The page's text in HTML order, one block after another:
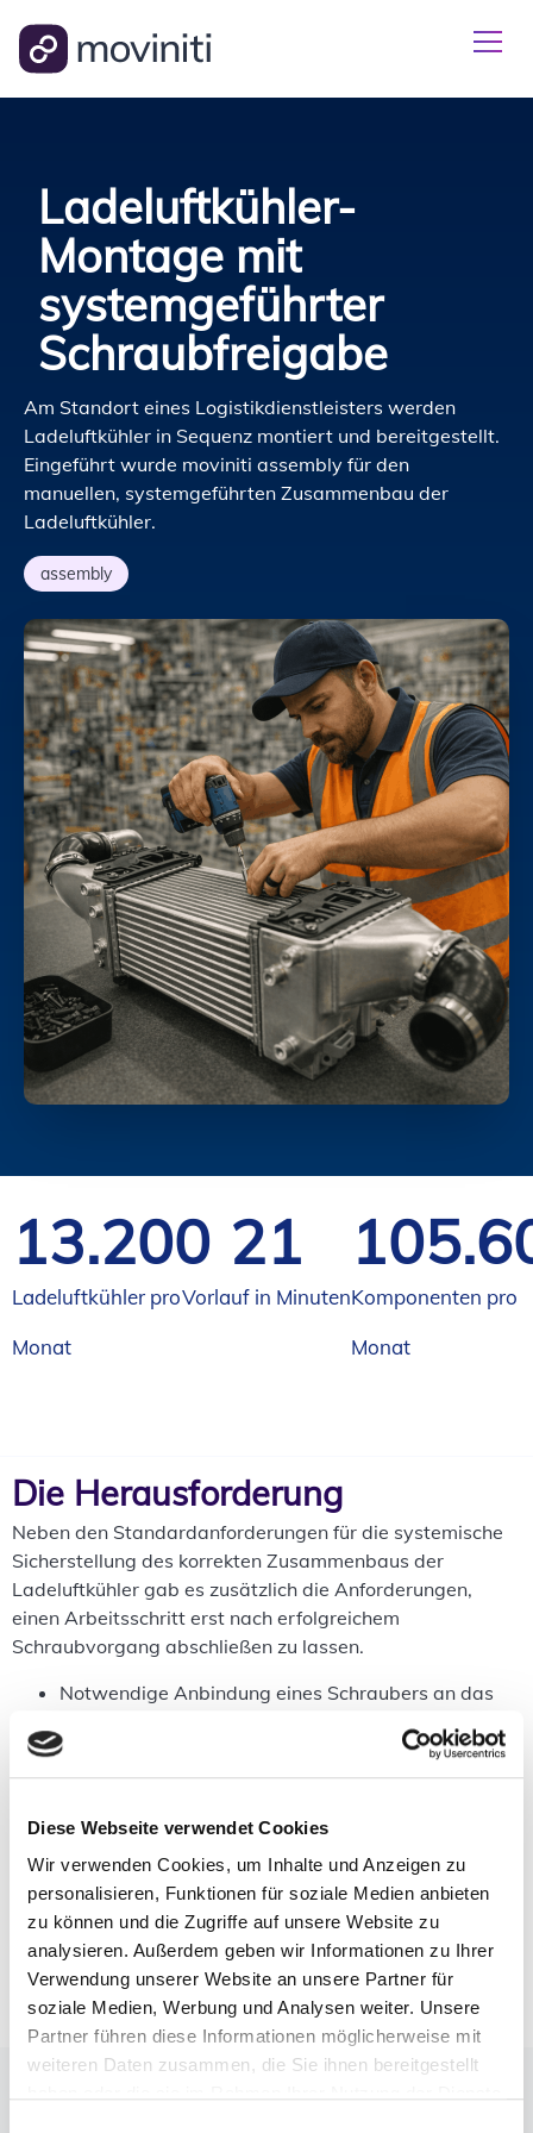
Diese Webseite verwendet Cookies
Wir verwenden Cookies, um Inhalte und Anzeigen zu
personalisieren, Funktionen für soziale Medien anbieten
zu können und die Zugriffe auf unsere Website zu
analysieren. Außerdem geben wir Informationen zu Ihrer
Verwendung unserer Website an unsere Partner für
soziale Medien, Werbung und Analysen weiter. Unsere
Partner führen diese Informationen möglicherweise mit
weiteren Daten zusammen, die Sie ihnen bereitgestellt
Ladeluftkühler-
Montage mit
systemgeführter
Schraubfreigabe
Am Standort eines Logistikdienstleisters werden
Ladeluftkühler in Sequenz montiert und bereitgestellt.
Eingeführt wurde moviniti assembly für den
manuellen, systemgeführten Zusammenbau der
Ladeluftkühler.
assembly
Ladeluftkühler pro
Monat
13.200
Vorlauf in Minuten
30
Komponenten pro
Monat
Die Herausforderung
Neben den Standardanforderungen für die systemische
Sicherstellung des korrekten Zusammenbaus der
Ladeluftkühler gab es zusätzlich die Anforderungen,
einen Arbeitsschritt erst nach erfolgreichem
Schraubvorgang abschließen zu lassen.
Notwendige Anbindung eines Schraubers an das
Freigabe des nächsten Schritts nur bei korrektem
Schraubergebnis
zu empfangen
Risiko fehlerhafter Montage ohne systemgeführte
Validierung
Notwendigkeit einer intuitiven und stabilen
Werkerführung
Die Lösung